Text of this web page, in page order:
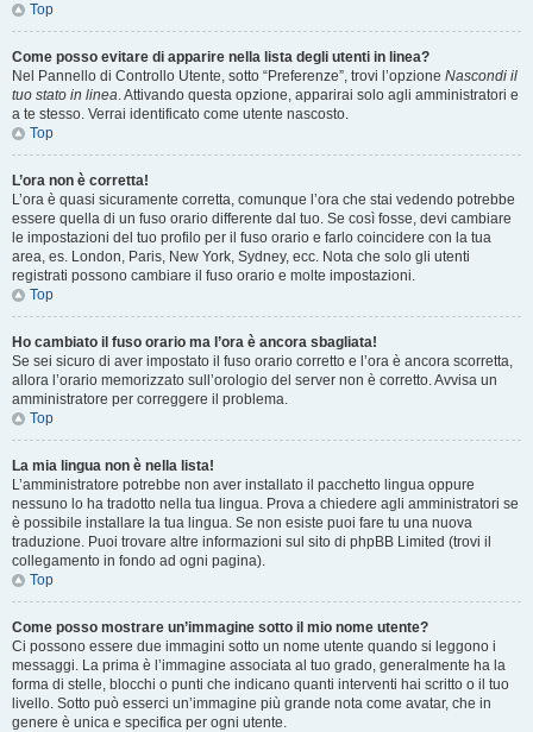
Top
Come posso evitare di apparire nella lista degli utenti in linea?
Nel Pannello di Controllo Utente, sotto “Preferenze”, trovi l’opzione Nascondi il
tuo stato in linea. Attivando questa opzione, apparirai solo agli amministratori e
a te stesso. Verrai identificato come utente nascosto.
Top
L’ora non è corretta!
L’ora è quasi sicuramente corretta, comunque l’ora che stai vedendo potrebbe
essere quella di un fuso orario differente dal tuo. Se così fosse, devi cambiare
le impostazioni del tuo profilo per il fuso orario e farlo coincidere con la tua
area, es. London, Paris, New York, Sydney, ecc. Nota che solo gli utenti
registrati possono cambiare il fuso orario e molte impostazioni.
Top
Ho cambiato il fuso orario ma l’ora è ancora sbagliata!
Se sei sicuro di aver impostato il fuso orario corretto e l’ora è ancora scorretta,
allora l’orario memorizzato sull’orologio del server non è corretto. Avvisa un
amministratore per correggere il problema.
Top
La mia lingua non è nella lista!
L’amministratore potrebbe non aver installato il pacchetto lingua oppure
nessuno lo ha tradotto nella tua lingua. Prova a chiedere agli amministratori se
è possibile installare la tua lingua. Se non esiste puoi fare tu una nuova
traduzione. Puoi trovare altre informazioni sul sito di phpBB Limited (trovi il
collegamento in fondo ad ogni pagina).
Top
Come posso mostrare un’immagine sotto il mio nome utente?
Ci possono essere due immagini sotto un nome utente quando si leggono i
messaggi. La prima è l’immagine associata al tuo grado, generalmente ha la
forma di stelle, blocchi o punti che indicano quanti interventi hai scritto o il tuo
livello. Sotto può esserci un’immagine più grande nota come avatar, che in
genere è unica e specifica per ogni utente.